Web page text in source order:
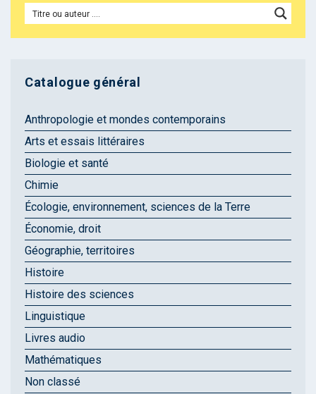
Catalogue général
Anthropologie et mondes contemporains
Arts et essais littéraires
Biologie et santé
Chimie
Écologie, environnement, sciences de la Terre
Économie, droit
Géographie, territoires
Histoire
Histoire des sciences
Linguistique
Livres audio
Mathématiques
Non classé